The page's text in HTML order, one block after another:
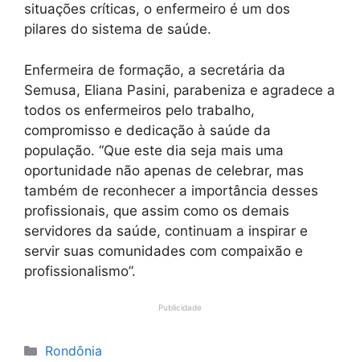
situações críticas, o enfermeiro é um dos
pilares do sistema de saúde.
Enfermeira de formação, a secretária da
Semusa, Eliana Pasini, parabeniza e agradece a
todos os enfermeiros pelo trabalho,
compromisso e dedicação à saúde da
população. “Que este dia seja mais uma
oportunidade não apenas de celebrar, mas
também de reconhecer a importância desses
profissionais, que assim como os demais
servidores da saúde, continuam a inspirar e
servir suas comunidades com compaixão e
profissionalismo”.
Publicidade
Categorias
Rondônia